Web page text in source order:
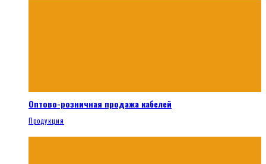
Оптово-розничная продажа кабелей
Продукция